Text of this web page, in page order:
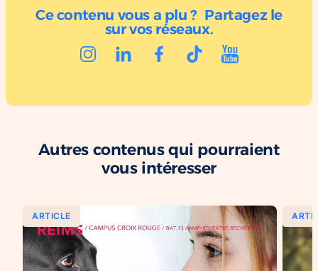
Ce contenu vous a plu ? Partagez le
sur vos réseaux.
Autres contenus qui pourraient
vous intéresser
ARTICLE